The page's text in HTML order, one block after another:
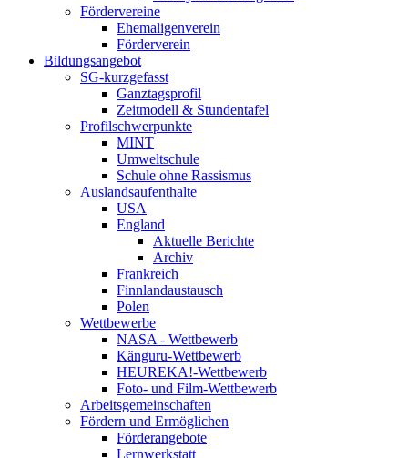
Fördervereine
Ehemaligenverein
Förderverein
Bildungsangebot
SG-kurzgefasst
Ganztagsprofil
Zeitmodell & Stundentafel
Profilschwerpunkte
MINT
Umweltschule
Schule ohne Rassismus
Auslandsaufenthalte
USA
England
Aktuelle Berichte
Archiv
Frankreich
Finnlandaustausch
Polen
Wettbewerbe
NASA - Wettbewerb
Känguru-Wettbewerb
HEUREKA!-Wettbewerb
Foto- und Film-Wettbewerb
Arbeitsgemeinschaften
Fördern und Ermöglichen
Förderangebote
Lernwerkstatt